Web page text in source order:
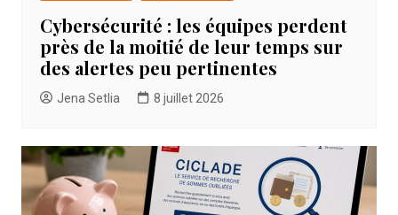
Cybersécurité : les équipes perdent
près de la moitié de leur temps sur
des alertes peu pertinentes
Jena Setlia 8 juillet 2026